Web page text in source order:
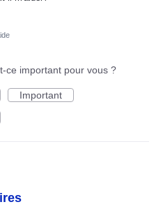
ce important pour vous ?
Important